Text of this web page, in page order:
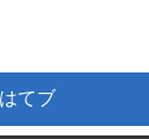
はてブ